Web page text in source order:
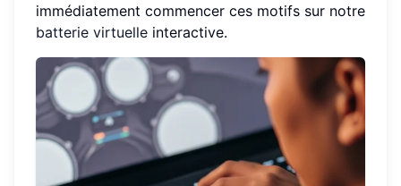
immédiatement commencer ces motifs sur notre
batterie virtuelle interactive.